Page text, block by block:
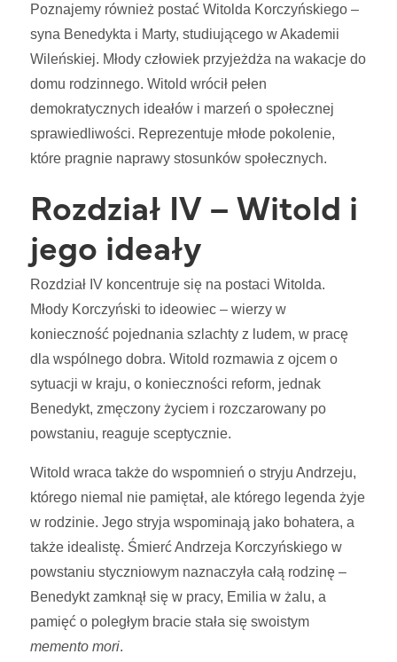
Poznajemy również postać Witolda Korczyńskiego –
syna Benedykta i Marty, studiującego w Akademii
Wileńskiej. Młody człowiek przyjeżdża na wakacje do
domu rodzinnego. Witold wrócił pełen
demokratycznych ideałów i marzeń o społecznej
sprawiedliwości. Reprezentuje młode pokolenie,
które pragnie naprawy stosunków społecznych.
Rozdział IV – Witold i
jego ideały
Rozdział IV koncentruje się na postaci Witolda.
Młody Korczyński to ideowiec – wierzy w
konieczność pojednania szlachty z ludem, w pracę
dla wspólnego dobra. Witold rozmawia z ojcem o
sytuacji w kraju, o konieczności reform, jednak
Benedykt, zmęczony życiem i rozczarowany po
powstaniu, reaguje sceptycznie.
Witold wraca także do wspomnień o stryju Andrzeju,
którego niemal nie pamiętał, ale którego legenda żyje
w rodzinie. Jego stryja wspominają jako bohatera, a
także idealistę. Śmierć Andrzeja Korczyńskiego w
powstaniu styczniowym naznaczyła całą rodzinę –
Benedykt zamknął się w pracy, Emilia w żalu, a
pamięć o poległym bracie stała się swoistym
memento mori.